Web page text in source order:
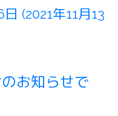
日 (2021年11月13
お知らせで